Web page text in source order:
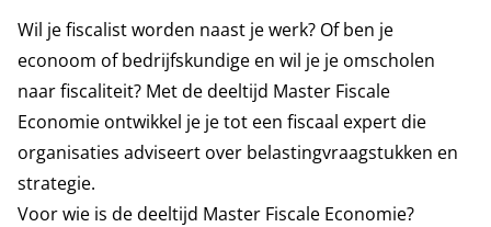
Wil je fiscalist worden naast je werk? Of ben je
econoom of bedrijfskundige en wil je je omscholen
naar fiscaliteit? Met de deeltijd Master Fiscale
Economie ontwikkel je je tot een fiscaal expert die
organisaties adviseert over belastingvraagstukken en
strategie.
Voor wie is de deeltijd Master Fiscale Economie?